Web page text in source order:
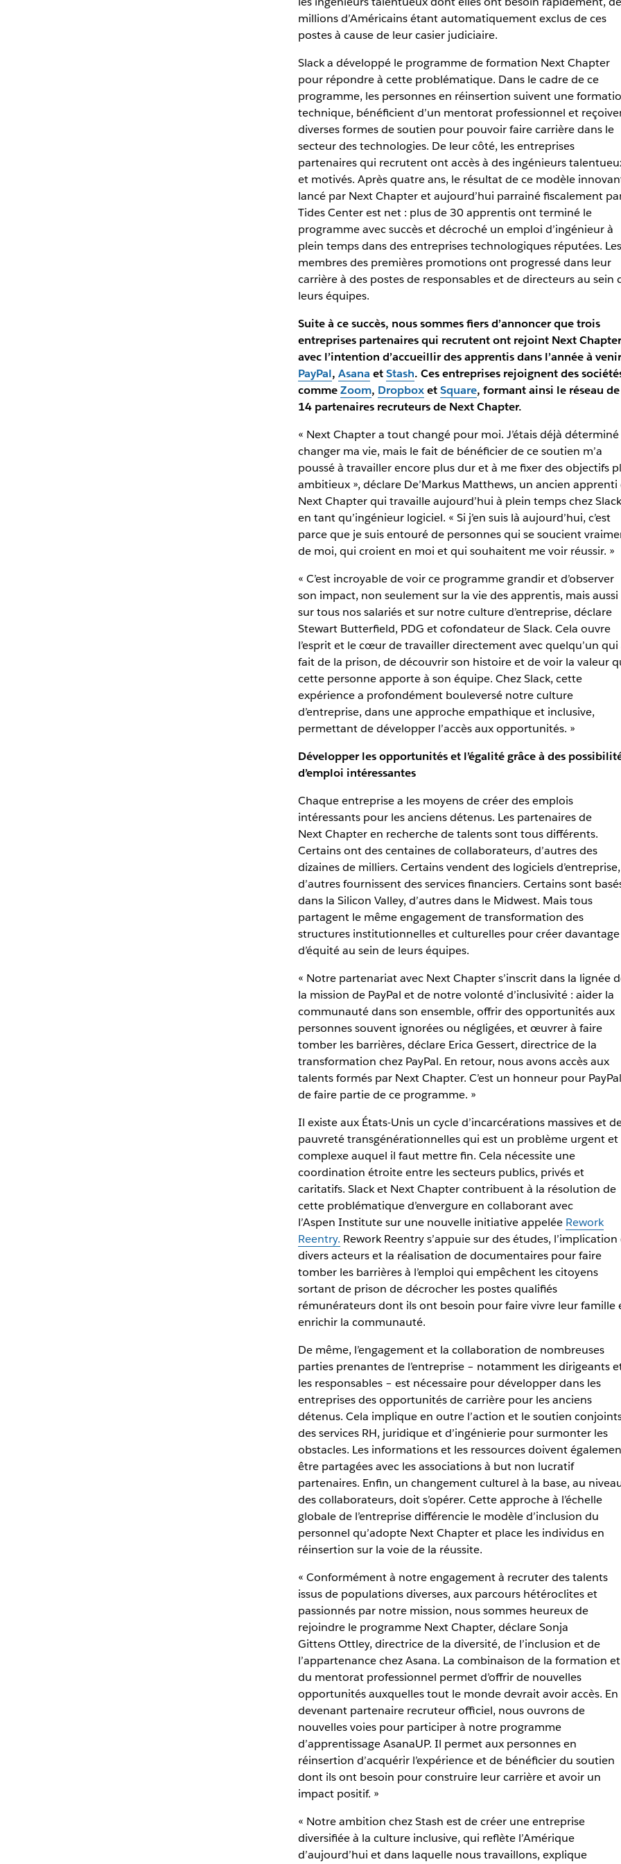
millions d’Américains étant automatiquement exclus de ces
postes à cause de leur casier judiciaire.
Slack a développé le programme de formation Next Chapter
pour répondre à cette problématique. Dans le cadre de ce
programme, les personnes en réinsertion suivent une
technique, bénéficient d’un mentorat professionnel et
diverses formes de soutien pour pouvoir faire carrière dans le
secteur des technologies. De leur côté, les entreprises
partenaires qui recrutent ont accès à des ingénieurs
et motivés. Après quatre ans, le résultat de ce modèle
lancé par Next Chapter et aujourd’hui parrainé fiscalement
Tides Center est net : plus de 30 apprentis ont terminé le
programme avec succès et décroché un emploi d’ingénieur à
plein temps dans des entreprises technologiques réputées. Les
membres des premières promotions ont progressé dans leur
carrière à des postes de responsables et de directeurs au sein
leurs équipes.
Suite à ce succès, nous sommes fiers d’annoncer que trois
entreprises partenaires qui recrutent ont rejoint Next Chapter
avec l’intention d’accueillir des apprentis dans l’année à
PayPal, Asana etStash. Ces entreprises rejoignent des
commeZoom, DropboxetSquare, formant ainsi le réseau de
14 partenaires recruteurs de Next Chapter.
« Next Chapter a tout changé pour moi. J’étais déjà déterminé
changer ma vie, mais le fait de bénéficier de ce soutien m’a
poussé à travailler encore plus dur et à me fixer des objectifs
ambitieux », déclare De’Markus Matthews, un ancien apprenti
Next Chapter qui travaille aujourd’hui à plein temps chez Slack
en tant qu’ingénieur logiciel. « Si j’en suis là aujourd’hui, c’est
parce que je suis entouré de personnes qui se soucient
de moi, qui croient en moi et qui souhaitent me voir réussir. »
« C’est incroyable de voir ce programme grandir et d’observer
son impact, non seulement sur la vie des apprentis, mais aussi
sur tous nos salariés et sur notre culture d’entreprise, déclare
Stewart Butterfield, PDG et cofondateur de Slack. Cela ouvre
l’esprit et le cœur de travailler directement avec quelqu’un qui
fait de la prison, de découvrir son histoire et de voir la valeur
cette personne apporte à son équipe. Chez Slack, cette
expérience a profondément bouleversé notre culture
d’entreprise, dans une approche empathique et inclusive,
permettant de développer l’accès aux opportunités. »
Développer les opportunités et l’égalité grâce à des
d’emploi intéressantes
Chaque entreprise a les moyens de créer des emplois
intéressants pour les anciens détenus. Les partenaires de
Next Chapter en recherche de talents sont tous différents.
Certains ont des centaines de collaborateurs, d’autres des
dizaines de milliers. Certains vendent des logiciels d’entreprise,
d’autres fournissent des services financiers. Certains sont
dans la Silicon Valley, d’autres dans le Midwest. Mais tous
partagent le même engagement de transformation des
structures institutionnelles et culturelles pour créer davantage
d’équité au sein de leurs équipes.
« Notre partenariat avec Next Chapter s’inscrit dans la lignée
la mission de PayPal et de notre volonté d’inclusivité : aider la
communauté dans son ensemble, offrir des opportunités aux
personnes souvent ignorées ou négligées, et œuvrer à faire
tomber les barrières, déclare Erica Gessert, directrice de la
transformation chez PayPal. En retour, nous avons accès aux
talents formés par Next Chapter. C’est un honneur pour PayPal
de faire partie de ce programme. »
Il existe aux États-Unis un cycle d’incarcérations massives et
pauvreté transgénérationnelles qui est un problème urgent et
complexe auquel il faut mettre fin. Cela nécessite une
coordination étroite entre les secteurs publics, privés et
caritatifs. Slack et Next Chapter contribuent à la résolution de
cette problématique d’envergure en collaborant avec
l’Aspen Institute sur une nouvelle initiative appelée Rework
Reentry. Rework Reentry s’appuie sur des études, l’implication
divers acteurs et la réalisation de documentaires pour faire
tomber les barrières à l’emploi qui empêchent les citoyens
sortant de prison de décrocher les postes qualifiés
rémunérateurs dont ils ont besoin pour faire vivre leur famille
enrichir la communauté.
De même, l’engagement et la collaboration de nombreuses
parties prenantes de l’entreprise – notamment les dirigeants
les responsables – est nécessaire pour développer dans les
entreprises des opportunités de carrière pour les anciens
détenus. Cela implique en outre l’action et le soutien
des services RH, juridique et d’ingénierie pour surmonter les
obstacles. Les informations et les ressources doivent
être partagées avec les associations à but non lucratif
partenaires. Enfin, un changement culturel à la base, au
des collaborateurs, doit s’opérer. Cette approche à l’échelle
globale de l’entreprise différencie le modèle d’inclusion du
personnel qu’adopte Next Chapter et place les individus en
réinsertion sur la voie de la réussite.
« Conformément à notre engagement à recruter des talents
issus de populations diverses, aux parcours hétéroclites et
passionnés par notre mission, nous sommes heureux de
rejoindre le programme Next Chapter, déclare Sonja
Gittens Ottley, directrice de la diversité, de l’inclusion et de
l’appartenance chez Asana. La combinaison de la formation et
du mentorat professionnel permet d’offrir de nouvelles
opportunités auxquelles tout le monde devrait avoir accès. En
devenant partenaire recruteur officiel, nous ouvrons de
nouvelles voies pour participer à notre programme
d’apprentissage AsanaUP. Il permet aux personnes en
réinsertion d’acquérir l’expérience et de bénéficier du soutien
dont ils ont besoin pour construire leur carrière et avoir un
impact positif. »
« Notre ambition chez Stash est de créer une entreprise
diversifiée à la culture inclusive, qui reflète l’Amérique
d’aujourd’hui et dans laquelle nous travaillons, explique